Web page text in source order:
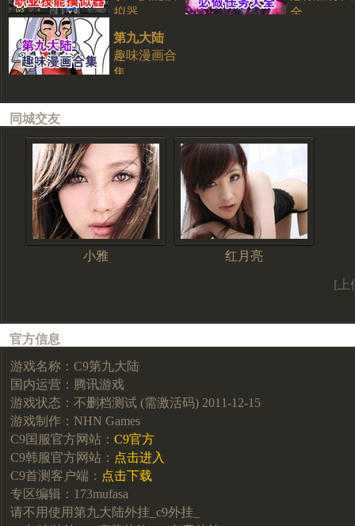
拟器
全
第九大陆
趣味漫画合
集
同城交友
小雅 红月亮
[上
官方信息
游戏名称：C9第九大陆
国内运营：腾讯游戏
游戏状态：不删档测试 (需激活码) 2011-12-15
游戏制作：NHN Games
C9国服官方网站： C9官方
C9韩服官方网站： 点击进入
C9首测客户端： 点击下载
专区编辑：173mufasa
请不用使用第九大陆外挂_c9外挂_